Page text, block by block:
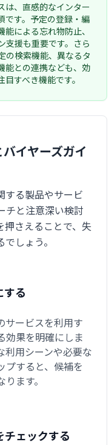
は、直感的なインター
です。予定の登録・編
による忘れ物防止、
支援も重要です。さら
の検索機能、異なるタ
能との連携なども、効
すべき機能です。
イヤーズガイ
する製品やサービ
チと注意深い検討
押さえることで、失
しょう。
する
サービスを利用す
効果を明確にしま
利用シーンや必要な
プすると、候補を
ます。
チェックする